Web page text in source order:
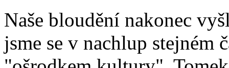
Naše bloudění nakonec
jsme se v nachlup stejném